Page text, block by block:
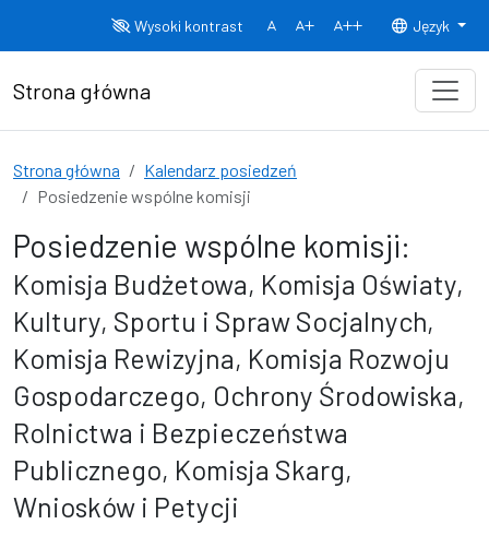
Wysoki kontrast
Normalny rozmiar czcionki
Rozmiar czcionki 150% Rozmiar
Język
Strona główna
Strona główna
Kalendarz posiedzeń
Posiedzenie wspólne komisji
Posiedzenie wspólne komisji:
Komisja Budżetowa, Komisja Oświaty,
Kultury, Sportu i Spraw Socjalnych,
Komisja Rewizyjna, Komisja Rozwoju
Gospodarczego, Ochrony Środowiska,
Rolnictwa i Bezpieczeństwa
Publicznego, Komisja Skarg,
Wniosków i Petycji